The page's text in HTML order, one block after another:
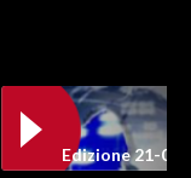
Edizione 21-05-